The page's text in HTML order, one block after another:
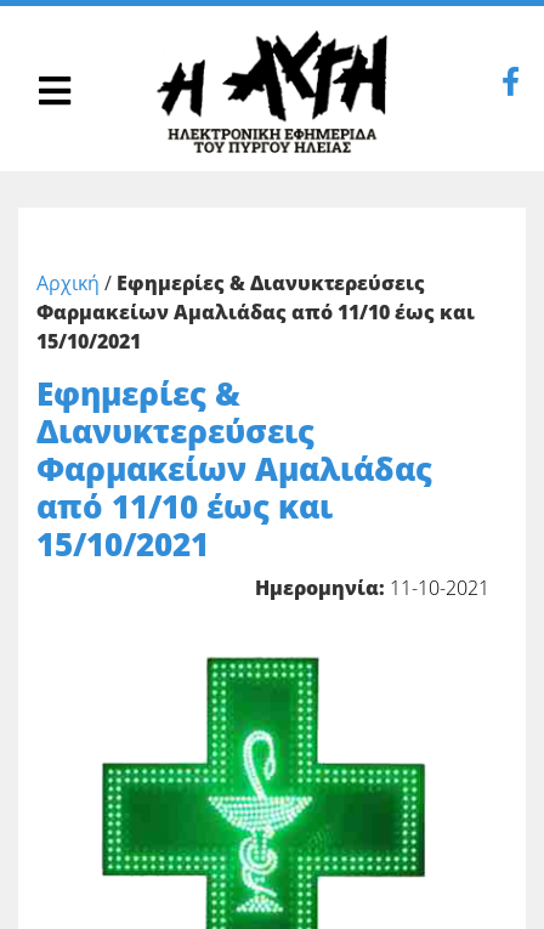
Αρχική / Εφημερίες & Διανυκτερεύσεις
Φαρμακείων Αμαλιάδας από 11/10 έως και
15/10/2021
Εφημερίες &
Διανυκτερεύσεις
Φαρμακείων Αμαλιάδας
από 11/10 έως και
15/10/2021
Ημερομηνία: 11-10-2021